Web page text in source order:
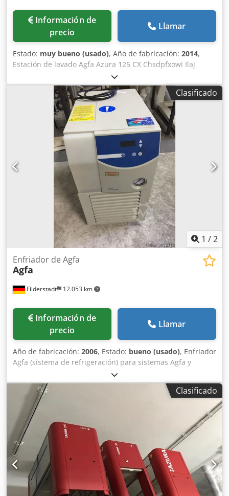
Información de
precio
Llamar
Estado: muy bueno (usado), Año de fabricación: 2014,
Estación de lavado Agfa Azura 125 CX Chsdpfxowi Ilaj
Clasificado
1 /2
Filderstadt 12.053 km
Enfriador de Agfa
Agfa
Información de
precio
Llamar
Año de fabricación: 2006, Estado: bueno (usado), Enfriador
Agfa (sistema de refrigeración) para sistemas Agfa y
Screen CTP. Revisado y probado. Chjdodtr A Tjpfx Ahasa
Clasificado